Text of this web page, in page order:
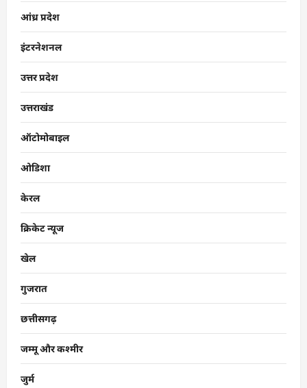
आंध्र प्रदेश
इंटरनेशनल
उत्तर प्रदेश
उत्तराखंड
ऑटोमोबाइल
ओडिशा
केरल
क्रिकेट न्यूज
खेल
गुजरात
छत्तीसगढ़
जम्मू और कश्मीर
जुर्म